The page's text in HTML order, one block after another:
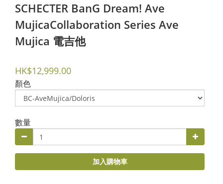
SCHECTER BanG Dream! Ave
MujicaCollaboration Series Ave
Mujica 電吉他
HK$12,999.00
顏色
數量
加入購物車